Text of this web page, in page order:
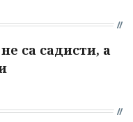
са садисти, а